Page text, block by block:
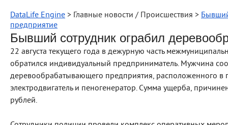
DataLife Engine > Главные новости / Происшествия >
предприятие
Бывший сотрудник ограбил
22 августа текущего года в дежурную часть
обратился индивидуальный предприниматель. Мужчина
деревообрабатывающего предприятия, расположенного
электродвигатель и пеногенератор. Сумма ущерба,
рублей.